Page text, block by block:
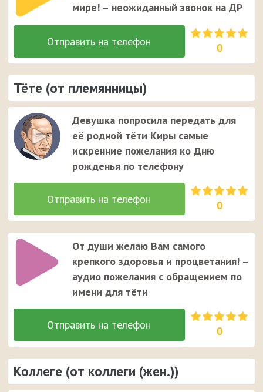
мире! – неожиданный звонок на ДР
0
Тёте (от племянницы)
Девушка попросила передать для
её родной тёти Киры самые
искренние пожелания ко Дню
рожденья по телефону
0
От души желаю Вам самого
крепкого здоровья и процветания! –
аудио пожелания с обращением по
имени для тёти
0
Коллеге (от коллеги (жен.))